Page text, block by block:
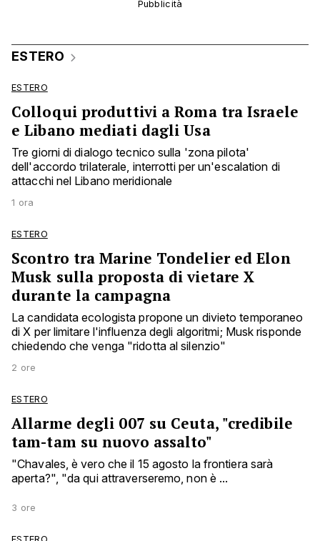
ESTERO
ESTERO
Colloqui produttivi a Roma tra Israele
e Libano mediati dagli Usa
Tre giorni di dialogo tecnico sulla 'zona pilota'
dell'accordo trilaterale, interrotti per un'escalation di
attacchi nel Libano meridionale
1 ora
ESTERO
Scontro tra Marine Tondelier ed Elon
Musk sulla proposta di vietare X
durante la campagna
La candidata ecologista propone un divieto temporaneo
di X per limitare l'influenza degli algoritmi; Musk risponde
chiedendo che venga "ridotta al silenzio"
2 ore
ESTERO
Allarme degli 007 su Ceuta, "credibile
tam-tam su nuovo assalto"
"Chavales, è vero che il 15 agosto la frontiera sarà
aperta?", "da qui attraverseremo, non è ...
3 ore